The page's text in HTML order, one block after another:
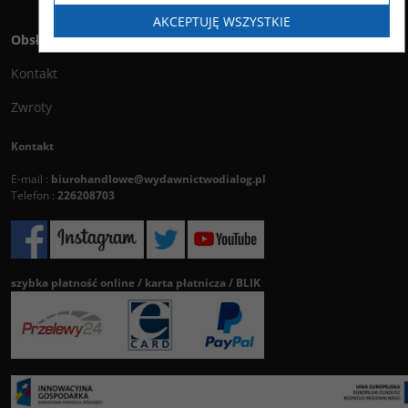
Obsługa klienta
Kontakt
Zwroty
Kontakt
E-mail : biurohandlowe@wydawnictwodialog.pl
Telefon : 226208703
szybka płatność online / karta płatnicza / BLIK
AKCEPTUJĘ WSZYSTKIE